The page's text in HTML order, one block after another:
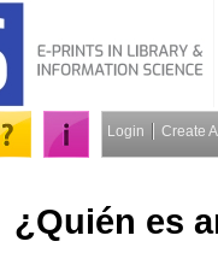
Login Create
¿Quién es